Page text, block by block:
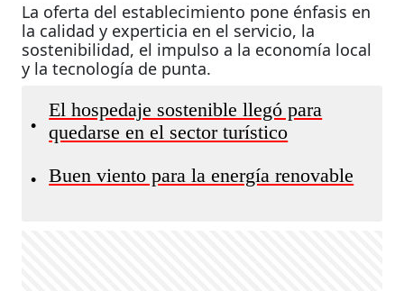
La oferta del establecimiento pone énfasis en
la calidad y experticia en el servicio, la
sostenibilidad, el impulso a la economía local
y la tecnología de punta.
•
El hospedaje sostenible llegó para
quedarse en el sector turístico
• Buen viento para la energía renovable